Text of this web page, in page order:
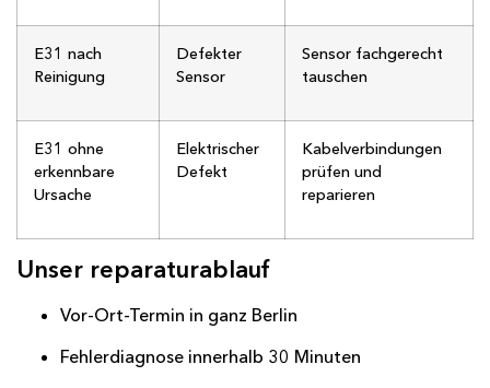
E31 nach
Reinigung
Defekter
Sensor
Sensor fachgerecht
tauschen
E31 ohne
erkennbare
Ursache
Elektrischer
Defekt
Kabelverbindungen
prüfen und
reparieren
Unser reparaturablauf
Vor-Ort-Termin in ganz Berlin
Fehlerdiagnose innerhalb 30 Minuten